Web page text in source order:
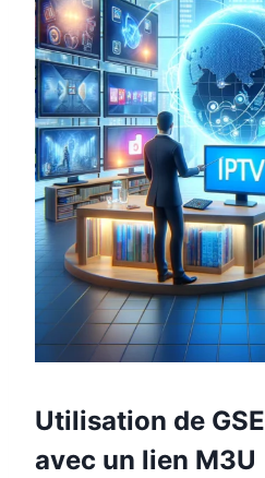
Utilisation de GSE
avec un lien M3U